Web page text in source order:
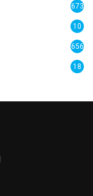
673
10
656
18